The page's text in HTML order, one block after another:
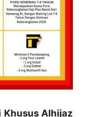
Khusus Alhijaz